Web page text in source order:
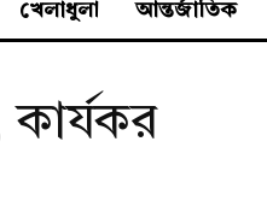
খেলাধুলা আন্তর্জাতিক